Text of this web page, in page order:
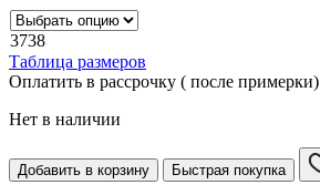
3738
Таблица размеров
Оплатить в рассрочку ( после примерки)
Нет в наличии
Добавить в корзину Быстрая покупка